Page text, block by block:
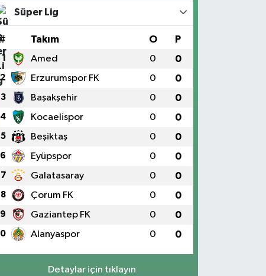
Süper Lig
Takım O P
1 Amed 0 0
2 Erzurumspor FK 0 0
3 Başakşehir 0 0
4 Kocaelispor 0 0
5 Beşiktaş 0 0
6 Eyüpspor 0 0
7 Galatasaray 0 0
8 Çorum FK 0 0
9 Gaziantep FK 0 0
Alanyaspor 0 0
Detaylar için tıklayın